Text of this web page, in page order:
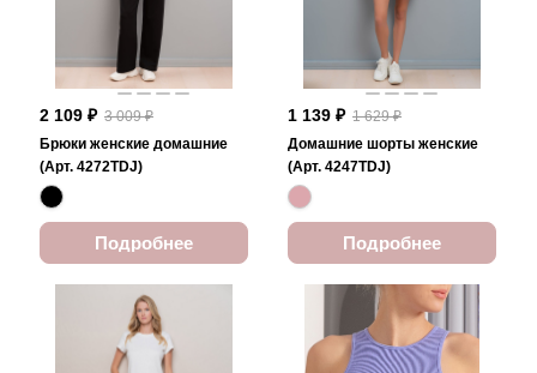
2 109 ₽ 3 009 ₽
Брюки женские домашние
(Арт. 4272TDJ)
Подробнее
1 139 ₽ 1 629 ₽
Домашние шорты женские
(Арт. 4247TDJ)
Подробнее